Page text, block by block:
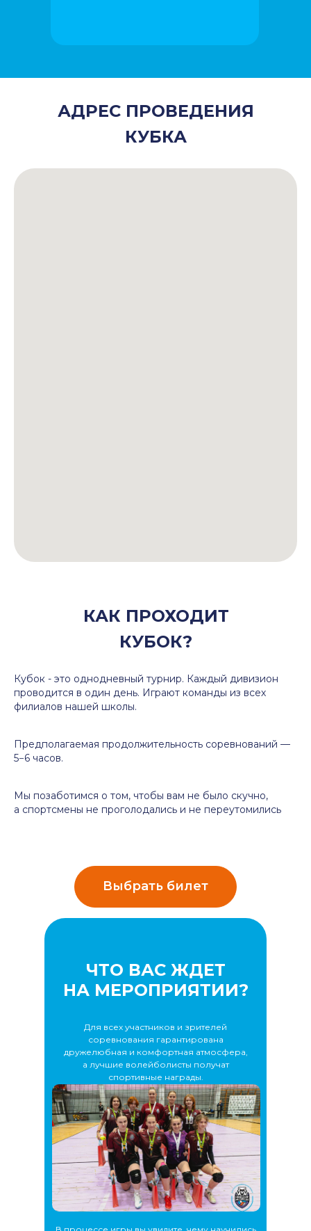
АДРЕС ПРОВЕДЕНИЯ
КУБКА
КАК ПРОХОДИТ
КУБОК?
Кубок - это однодневный турнир. Каждый дивизион
проводится в один день. Играют команды из всех
филиалов нашей школы.
Предполагаемая продолжительность соревнований —
5−6 часов.
Мы позаботимся о том, чтобы вам не было скучно,
а спортсмены не проголодались и не переутомились
Выбрать билет
ЧТО ВАС ЖДЕТ
НА МЕРОПРИЯТИИ?
Для всех участников и зрителей
соревнования гарантирована
дружелюбная и комфортная атмосфера,
а лучшие волейболисты получат
спортивные награды.